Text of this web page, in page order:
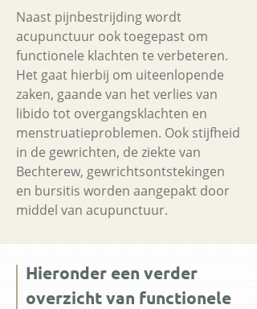
Naast pijnbestrijding wordt
acupunctuur ook toegepast om
functionele klachten te verbeteren.
Het gaat hierbij om uiteenlopende
zaken, gaande van het verlies van
libido tot overgangsklachten en
menstruatieproblemen. Ook stijfheid
in de gewrichten, de ziekte van
Bechterew, gewrichtsontstekingen
en bursitis worden aangepakt door
middel van acupunctuur.
Hieronder een verder
overzicht van functionele